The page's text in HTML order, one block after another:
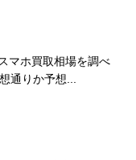
マホ買取相場を調べ
通りか予想...